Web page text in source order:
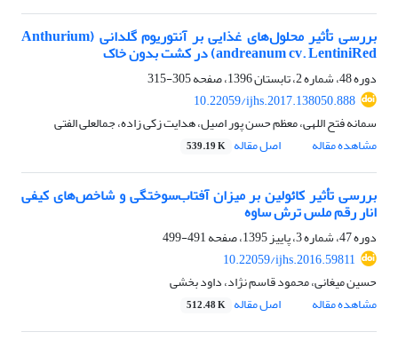
بررسی تأثیر محلول‌های غذایی بر آنتوریوم گلدانی (Anthurium
andreanum cv. LentiniRed) در کشت بدون خاک
دوره 48، شماره 2، تابستان 1396، صفحه
305-315
10.22059/ijhs.2017.138050.888
سمانه فتح اللهی، معظم حسن پور اصیل، هدایت زکی زاده، جمالعلی الفتی
مشاهده مقاله
اصل مقاله 539.19 K
بررسی تأثیر کائولین بر میزان آفتاب‌سوختگی و شاخص‌های کیفی
انار رقم ملس ترش ساوه
دوره 47، شماره 3، پاییز 1395، صفحه
491-499
10.22059/ijhs.2016.59811
حسین میغانی، محمود قاسم نژاد، داود بخشی
مشاهده مقاله
اصل مقاله 512.48 K